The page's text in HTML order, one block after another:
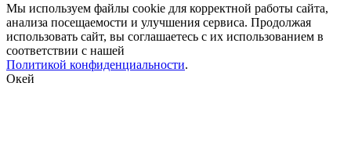
Мы используем файлы cookie для корректной работы сайта,
анализа посещаемости и улучшения сервиса. Продолжая
использовать сайт, вы соглашаетесь с их использованием в
соответствии с нашей
Политикой конфиденциальности.
Окей